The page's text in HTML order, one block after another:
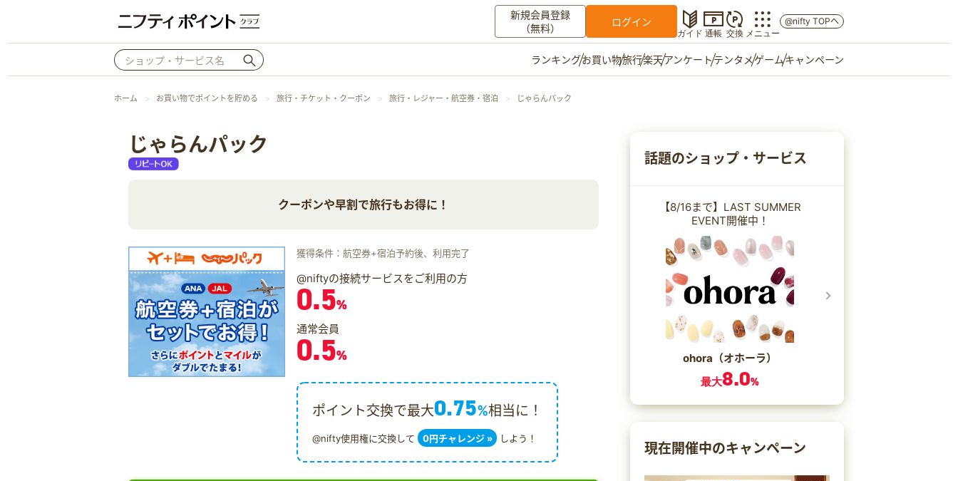
新規会員登録
（無料）
ログイン
ガイド 通帳 交換 メニュー
お知らせ
ご意見箱
@nifty TOPへ
ランキングお買い物旅行楽天アンケートテンタメゲームキャンペーン
ホーム お買い物でポイントを貯める 旅行・チケット・クーポン 旅行・レジャー・航空券・宿泊 じゃらんパック
じゃらんパック
クーポンや早割で旅行もお得に！
獲得条件：航空券+宿泊予約後、利用完了
@niftyの接続サービスをご利用の方
0.5%
通常会員
0.5%
ポイント交換で最大0.75%相当に！
@nifty使用権に交換して 0円チャレンジ » しよう！
話題のショップ・サービス
【8/16まで】LAST SUMMER
EVENT開催中！
ohora（オホーラ）
最大8.0%
現在開催中のキャンペーン